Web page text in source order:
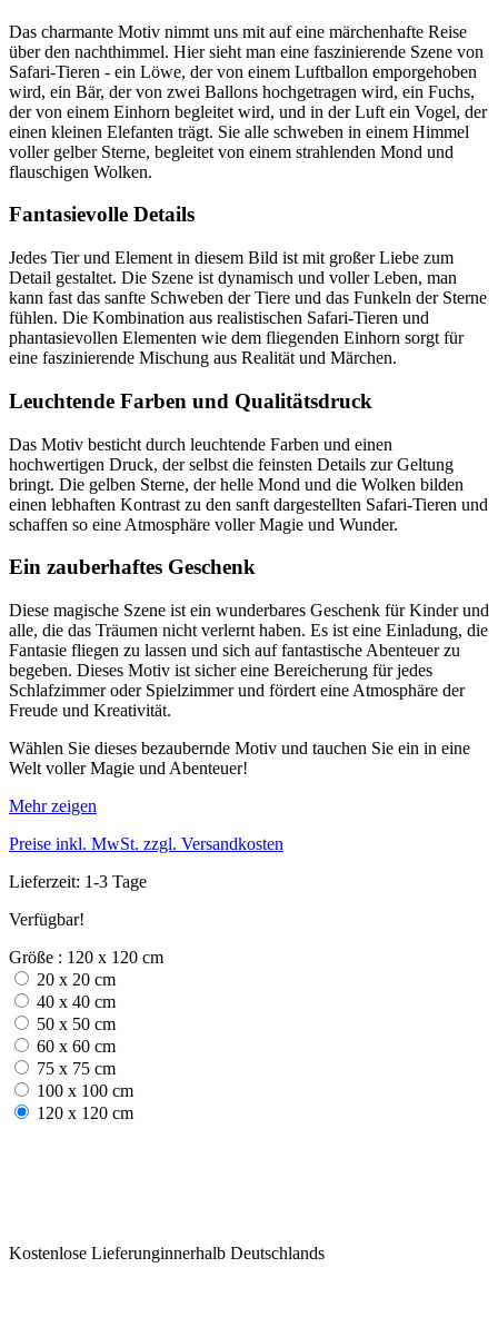
Das charmante Motiv nimmt uns mit auf eine märchenhafte Reise
über den nachthimmel. Hier sieht man eine faszinierende Szene von
Safari-Tieren - ein Löwe, der von einem Luftballon emporgehoben
wird, ein Bär, der von zwei Ballons hochgetragen wird, ein Fuchs,
der von einem Einhorn begleitet wird, und in der Luft ein Vogel, der
einen kleinen Elefanten trägt. Sie alle schweben in einem Himmel
voller gelber Sterne, begleitet von einem strahlenden Mond und
flauschigen Wolken.
Fantasievolle Details
Jedes Tier und Element in diesem Bild ist mit großer Liebe zum
Detail gestaltet. Die Szene ist dynamisch und voller Leben, man
kann fast das sanfte Schweben der Tiere und das Funkeln der Sterne
fühlen. Die Kombination aus realistischen Safari-Tieren und
phantasievollen Elementen wie dem fliegenden Einhorn sorgt für
eine faszinierende Mischung aus Realität und Märchen.
Leuchtende Farben und Qualitätsdruck
Das Motiv besticht durch leuchtende Farben und einen
hochwertigen Druck, der selbst die feinsten Details zur Geltung
bringt. Die gelben Sterne, der helle Mond und die Wolken bilden
einen lebhaften Kontrast zu den sanft dargestellten Safari-Tieren und
schaffen so eine Atmosphäre voller Magie und Wunder.
Ein zauberhaftes Geschenk
Diese magische Szene ist ein wunderbares Geschenk für Kinder und
alle, die das Träumen nicht verlernt haben. Es ist eine Einladung, die
Fantasie fliegen zu lassen und sich auf fantastische Abenteuer zu
begeben. Dieses Motiv ist sicher eine Bereicherung für jedes
Schlafzimmer oder Spielzimmer und fördert eine Atmosphäre der
Freude und Kreativität.
Wählen Sie dieses bezaubernde Motiv und tauchen Sie ein in eine
Welt voller Magie und Abenteuer!
Mehr zeigen
Preise inkl. MwSt. zzgl. Versandkosten
Lieferzeit: 1-3 Tage
Verfügbar!
Größe : 120 x 120 cm
20 x 20 cm
40 x 40 cm
50 x 50 cm
60 x 60 cm
75 x 75 cm
100 x 100 cm
120 x 120 cm
Kostenlose Lieferunginnerhalb Deutschlands